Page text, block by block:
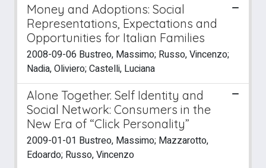
Money and Adoptions: Social
Representations, Expectations and
Opportunities for Italian Families
2008-09-06 Bustreo, Massimo; Russo, Vincenzo;
Nadia, Oliviero; Castelli, Luciana
Alone Together. Self Identity and
Social Network: Consumers in the
New Era of “Click Personality”
2009-01-01 Bustreo, Massimo; Mazzarotto,
Edoardo; Russo, Vincenzo